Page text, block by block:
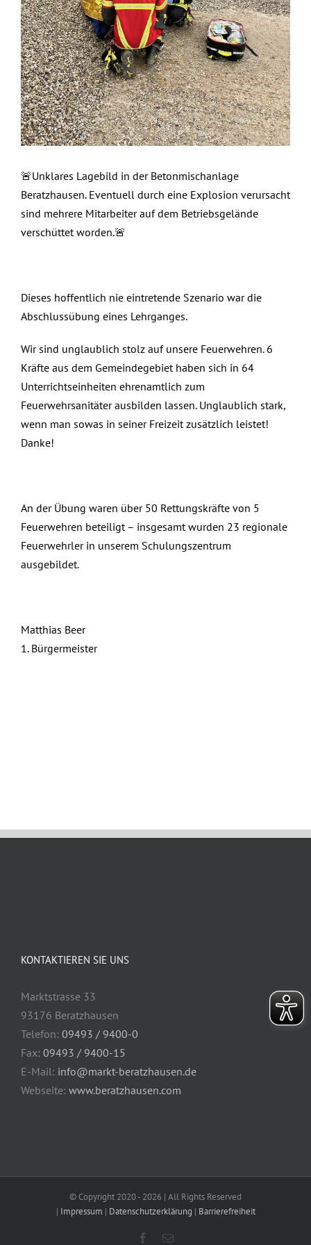
🚨Unklares Lagebild in der Betonmischanlage
Beratzhausen. Eventuell durch eine Explosion verursacht
sind mehrere Mitarbeiter auf dem Betriebsgelände
verschüttet worden.🚨
Dieses hoffentlich nie eintretende Szenario war die
Abschlussübung eines Lehrganges.
Wir sind unglaublich stolz auf unsere Feuerwehren. 6
Kräfte aus dem Gemeindegebiet haben sich in 64
Unterrichtseinheiten ehrenamtlich zum
Feuerwehrsanitäter ausbilden lassen. Unglaublich stark,
wenn man sowas in seiner Freizeit zusätzlich leistet!
Danke!
An der Übung waren über 50 Rettungskräfte von 5
Feuerwehren beteiligt – insgesamt wurden 23 regionale
Feuerwehrler in unserem Schulungszentrum
ausgebildet.
Matthias Beer
1. Bürgermeister
KONTAKTIEREN SIE UNS
Marktstrasse 33
93176 Beratzhausen
Telefon: 09493 / 9400-0
Fax: 09493 / 9400-15
E-Mail: info@markt-beratzhausen.de
Webseite: www.beratzhausen.com
© Copyright 2020 - 2026 | All Rights Reserved
| Impressum | Datenschutzerklärung | Barrierefreiheit
Facebook
E-